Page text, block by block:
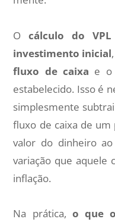
Ocálculo do VPL
investimento inicial
fluxo de caixa e o
estabelecido. Isso é
simplesmente
fluxo de caixa de
valor do dinheiro
variação que aquele
inflação.
Na prática, o que